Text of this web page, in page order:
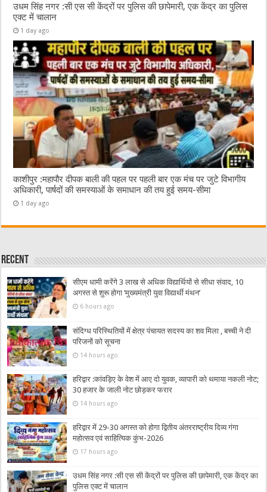
उधम सिंह नगर :सी एस सी केंद्रों पर पुलिस की छापेमारी, एक केंद्र का पुलिस
एक्ट में चालान
1 day ago
काशीपुर :महापौर दीपक बाली की पहल पर पहली बार एक मंच पर जुटे विभागीय
अधिकारी, पार्षदों की समस्याओं के समाधान की तय हुई समय-सीमा
1 day ago
Recent
सीएम धामी करेंगे 3 लाख से अधिक विद्यार्थियों से सीधा संवाद, 10
अगस्त से शुरू होगा ‘मुख्यमंत्री युवा विद्यार्थी मंथन’
6 hours ago
संदिग्ध परिस्थितियों में क्षेत्र पंचायत सदस्य का शव मिला , बच्ची ने दी
परिजनों को सूचना
14 hours ago
हरिद्वार :कांवड़िए के वेश में आए दो युवक, व्यापारी को थमाया नकली नोट;
30 हजार के जाली नोट छोड़कर फरार
14 hours ago
हरिद्वार में 29-30 अगस्त को होगा द्वितीय अंतरराष्ट्रीय दिव्य गंगा
महोत्सव एवं साहित्यिक कुंभ-2026
17 hours ago
उधम सिंह नगर :सी एस सी केंद्रों पर पुलिस की छापेमारी, एक केंद्र का
पुलिस एक्ट में चालान